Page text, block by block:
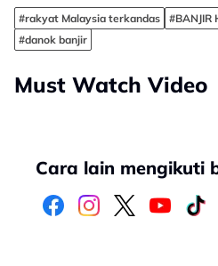
#rakyat Malaysia terkandas #BANJIR
#danok banjir
Must Watch Video
Cara lain mengikuti